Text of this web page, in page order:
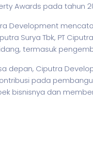
Awards pada tahun
Development
Surya Tbk, PT
termasuk
depan, Ciputra
pada
bisnisnya dan